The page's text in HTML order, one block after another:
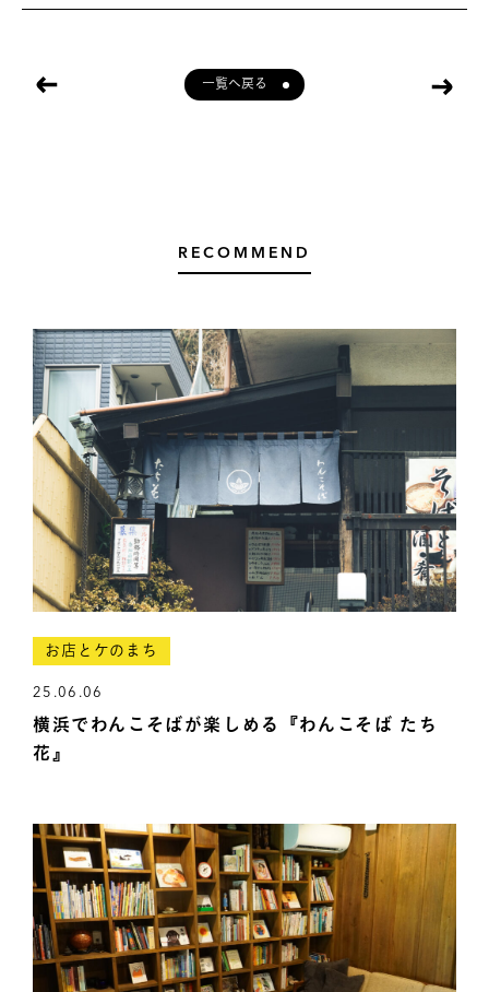
一覧へ戻る
RECOMMEND
お店とケのまち
25.06.06
横浜でわんこそばが楽しめる『わんこそば たち
花』